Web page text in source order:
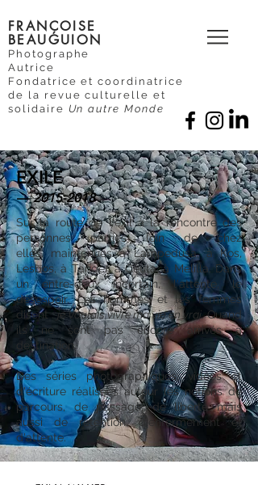
FRANÇOISE
BEAUGUION
Photographe
Autrice
Fondatrice et coordinatrice
de la revue culturelle et
solidaire Un autre Monde
EXILE
—2015-2018
Sur la route de l'exil à la rencontre des
personnes parties loin de chez
elles, maintenues à Lampedusa, à Kos,
Lesbos, à Tanger, à Ceuta, à Melilla. Dans
un entre-deux incertain, l'attente, le
désespoir. Les hommes et les femmes
disent :je voulais vivre ma vie en vrai. Quand
ils ne sont pas encore arrivés à
destination.
Des séries photographiques, vidéos et
d'écriture réalisées autour les notions de
parcours, de passage, de liberté mais
aussi de rétention, d'enfermement et
d'attente.